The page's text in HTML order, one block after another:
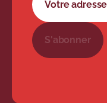
S'abonner